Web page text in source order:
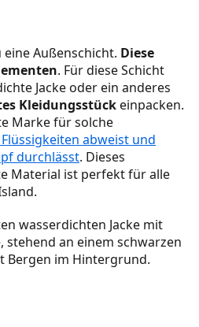
Außenschicht. Diese
. Für diese Schicht
Jacke oder ein anderes
Kleidungsstückeinpacken.
Marke für solche
abweist und
durchlässt. Dieses
Material ist perfekt für alle